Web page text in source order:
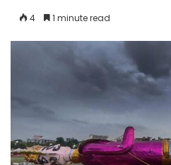
4 1 minute read